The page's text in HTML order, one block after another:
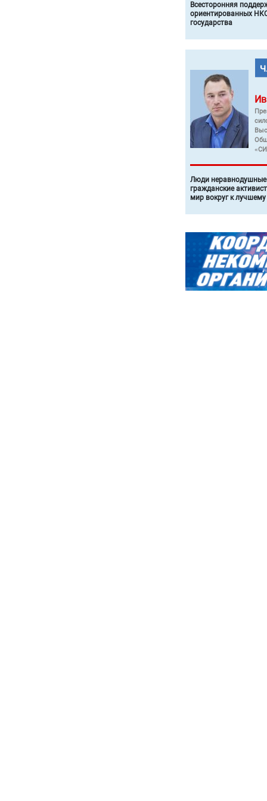
Всесторонняя
ориентированных
государства
Люди неравнодушные
гражданские
мир вокруг к лучшему